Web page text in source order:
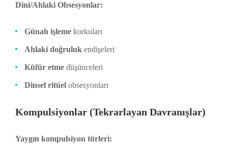
Dini/Ahlaki Obsesyonlar:
Günah işleme korkuları
Ahlaki doğruluk endişeleri
Küfür etme düşünceleri
Dinsel ritüel obsesyonları
Kompulsiyonlar (Tekrarlayan Davranışlar)
Yaygın kompulsiyon türleri: